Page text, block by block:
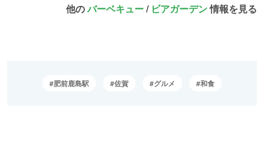
他のバーベキュー/ ビアガーデン情報を見る
肥前鹿島駅 佐賀 グルメ 和食